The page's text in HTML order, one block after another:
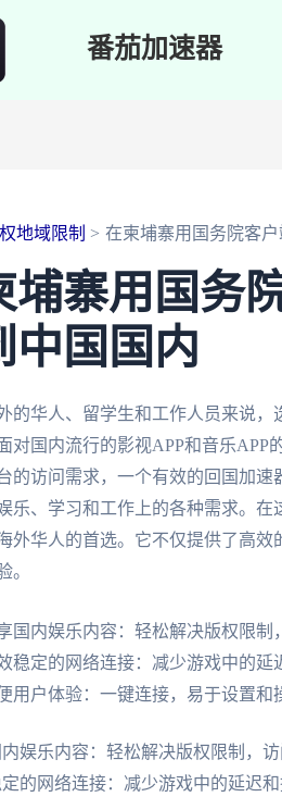
番茄加速器
地域限制 在柬埔寨用国务院客
埔寨用国务
中国国内
的华人、留学生和工作人员来说
对国内流行的影视APP和音乐APP
的访问需求，一个有效的回国加
乐、学习和工作上的各种需求。
外华人的首选。它不仅提供了高
。
国内娱乐内容：轻松解决版权限制
稳定的网络连接：减少游戏中的延
用户体验：一键连接，易于设置和
娱乐内容：轻松解决版权限制，访
的网络连接：减少游戏中的延迟和